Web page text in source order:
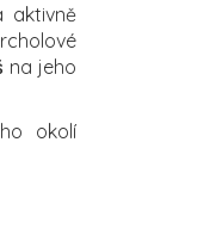
aktivně
na jeho
okolí